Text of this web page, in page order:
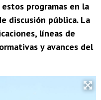
programas en la
discusión pública. La
líneas de
y avances del